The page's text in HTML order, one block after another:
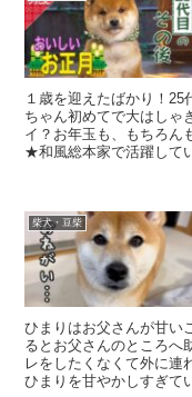
１歳を迎えたばかり！
ちゃん初めてで大はしゃ
イ？お年玉も、もちろ
★和風総本家で活躍して
柴犬・豆柴
ひまりはお父さんが甘い
るとお父さんのところへ
レをしたくなくて外に連
ひまりを甘やかしすぎて